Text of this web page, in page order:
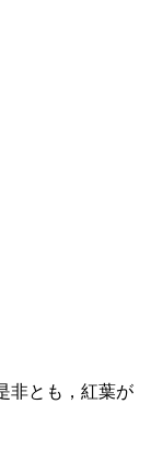
非とも，紅葉が